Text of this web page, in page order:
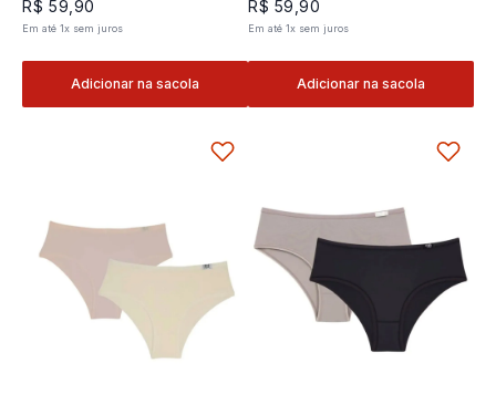
R$ 59 90
Em até1x sem juros
Adicionar na sacola
R$ 59 ,90
Em até 1x sem juros
Adicionar na sacola